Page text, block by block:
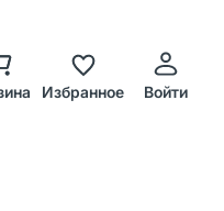
Избранное Войти